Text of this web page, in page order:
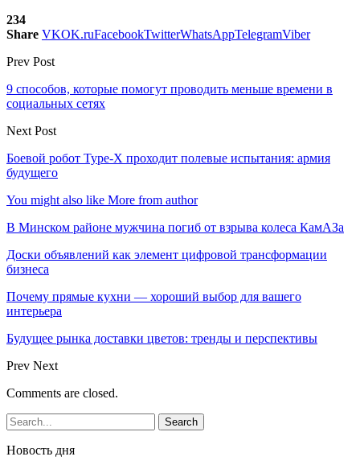
234
Share VKOK.ruFacebookTwitterWhatsAppTelegramViber
Prev Post
9 способов, которые помогут проводить меньше времени в
социальных сетях
Next Post
Боевой робот Type-X проходит полевые испытания: армия
будущего
You might also like More from author
В Минском районе мужчина погиб от взрыва колеса КамАЗа
Доски объявлений как элемент цифровой трансформации
бизнеса
Почему прямые кухни — хороший выбор для вашего
интерьера
Будущее рынка доставки цветов: тренды и перспективы
Prev Next
Comments are closed.
Новость дня